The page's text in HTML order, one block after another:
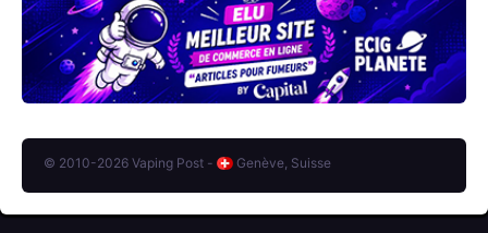
© 2010-2026 Vaping Post - Genève, Suisse